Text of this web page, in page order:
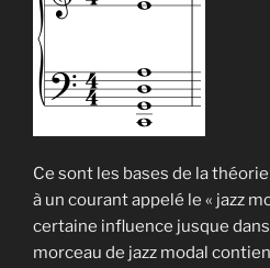
Ce sont les bases de la
à un courant appelé le « jazz
certaine influence jusque
morceau de jazz modal